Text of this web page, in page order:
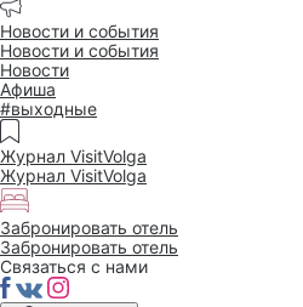
Новости и события
Новости и события
Новости
Афиша
#выходные
Журнал VisitVolga
Журнал VisitVolga
Забронировать отель
Забронировать отель
Связаться с нами